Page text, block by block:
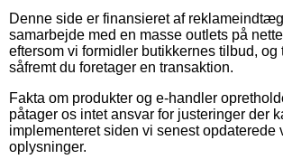
Denne side er finansieret af
samarbejde med en masse outlets på
eftersom vi formidler butikkernes tilbud, og
såfremt du foretager en transaktion.
Fakta om produkter og e-handler
påtager os intet ansvar for justeringer der
implementeret siden vi senest opdaterede
oplysninger.